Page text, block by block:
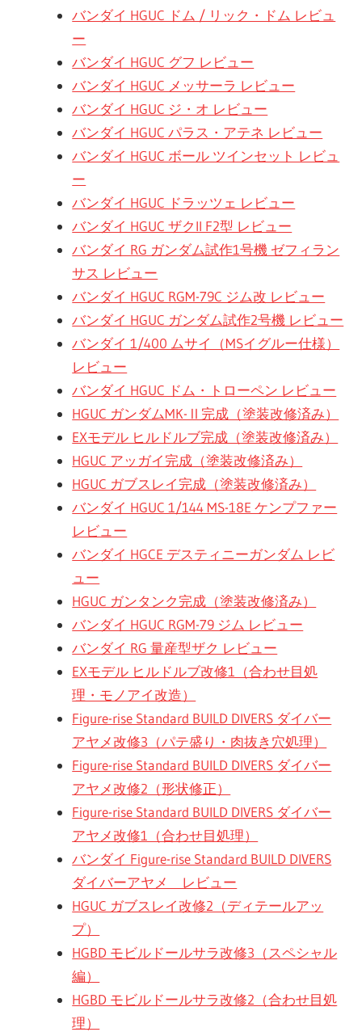
バンダイ HGUC ドム / リック・ドム レビュ
ー
バンダイ HGUC グフ レビュー
バンダイ HGUC メッサーラ レビュー
バンダイ HGUC ジ・オ レビュー
バンダイ HGUC パラス・アテネ レビュー
バンダイ HGUC ボール ツインセット レビュ
ー
バンダイ HGUC ドラッツェ レビュー
バンダイ HGUC ザクII F2型 レビュー
バンダイ RG ガンダム試作1号機 ゼフィラン
サス レビュー
バンダイ HGUC RGM-79C ジム改 レビュー
バンダイ HGUC ガンダム試作2号機 レビュー
バンダイ 1/400 ムサイ（MSイグルー仕様）
レビュー
バンダイ HGUC ドム・トローペン レビュー
HGUC ガンダムMK-Ⅱ完成（塗装改修済み）
EXモデル ヒルドルブ完成（塗装改修済み）
HGUC アッガイ完成（塗装改修済み）
HGUC ガブスレイ完成（塗装改修済み）
バンダイ HGUC 1/144 MS-18E ケンプファー
レビュー
バンダイ HGCE デスティニーガンダム レビ
ュー
HGUC ガンタンク完成（塗装改修済み）
バンダイ HGUC RGM-79 ジム レビュー
バンダイ RG 量産型ザク レビュー
EXモデル ヒルドルブ改修1（合わせ目処
理・モノアイ改造）
Figure-rise Standard BUILD DIVERS ダイバー
アヤメ改修3（パテ盛り・肉抜き穴処理）
Figure-rise Standard BUILD DIVERS ダイバー
アヤメ改修2（形状修正）
Figure-rise Standard BUILD DIVERS ダイバー
アヤメ改修1（合わせ目処理）
バンダイ Figure-rise Standard BUILD DIVERS
ダイバーアヤメ レビュー
HGUC ガブスレイ改修2（ディテールアッ
プ）
HGBD モビルドールサラ改修3（スペシャル
編）
HGBD モビルドールサラ改修2（合わせ目処
理）